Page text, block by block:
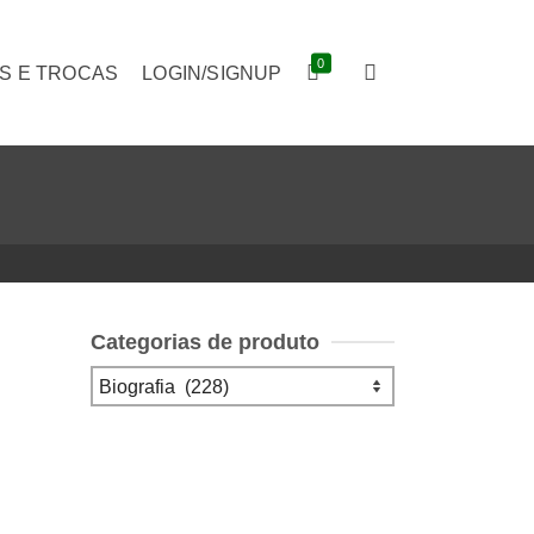
E TROCAS LOGIN/SIGNUP 0
Categorias de produto